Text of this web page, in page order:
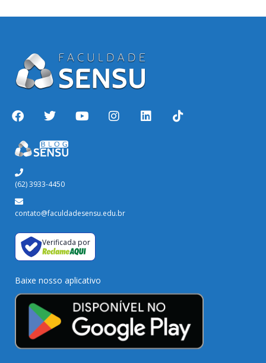
(62) 3933-4450
contato@faculdadesensu.edu.br
Verificada por
Baixe nosso aplicativo